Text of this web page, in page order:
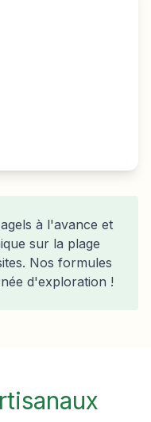
à l'avance et
sur la plage
Nos formules
d'exploration !